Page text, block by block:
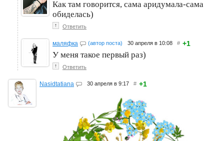
Как там говорится, сама аридумала-сама
обиделась)
↑ Ответить
маляфка (автор поста) 30 апреля в 10:08 # +1
У меня такое первый раз)
↑ Ответить
Nasidtatiana 30 апреля в 9:17 # +1